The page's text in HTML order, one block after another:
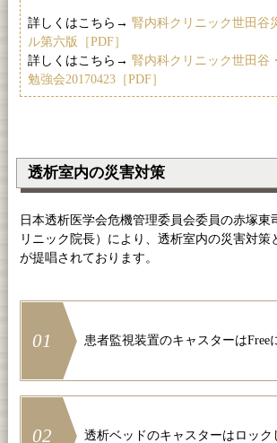
詳しくはこちら→腎内科クリニック世田谷
ル第六版［PDF］
詳しくはこちら→腎内科クリニック世田谷
勉強会20170423［PDF］
透析室内の災害対策
日本透析医学会危機管理委員会委員の赤塚東
リニック院長）により、透析室内の災害対策
が提唱されております。
01 患者監視装置のキャスターはFree
02 透析ベッドのキャスターはロック